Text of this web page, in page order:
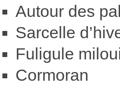
Autour des
Sarcelle
Fuligule
Cormoran